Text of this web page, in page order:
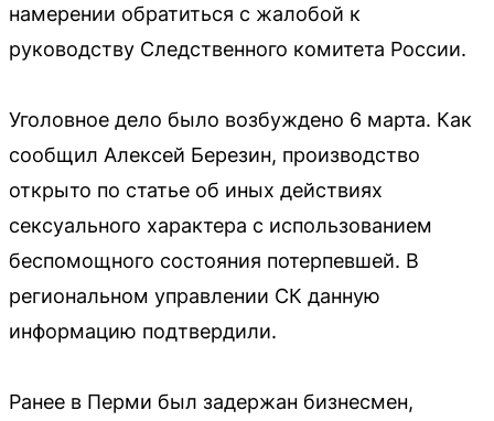
намерении обратиться с жалобой к
руководству Следственного комитета России.
Уголовное дело было возбуждено 6 марта. Как
сообщил Алексей Березин, производство
открыто по статье об иных действиях
сексуального характера с использованием
беспомощного состояния потерпевшей. В
региональном управлении СК данную
информацию подтвердили.
Ранее в Перми был задержан бизнесмен,